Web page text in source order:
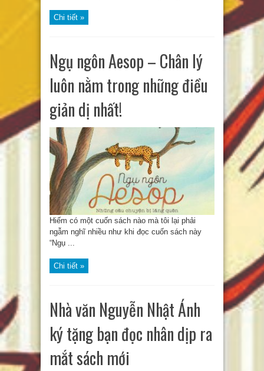
Chi tiết »
Ngụ ngôn Aesop – Chân lý
luôn nằm trong những điều
giản dị nhất!
Hiếm có một cuốn sách nào mà tôi lại phải
ngẫm nghĩ nhiều như khi đọc cuốn sách này
“Ngụ ...
Chi tiết »
Nhà văn Nguyễn Nhật Ánh
ký tặng bạn đọc nhân dịp ra
mắt sách mới